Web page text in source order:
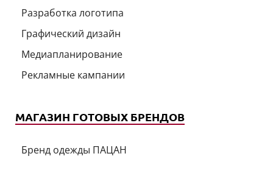
Разработка логотипа
Графический дизайн
Медиапланирование
Рекламные кампании
МАГАЗИН ГОТОВЫХ БРЕНДОВ
Бренд одежды ПАЦАН